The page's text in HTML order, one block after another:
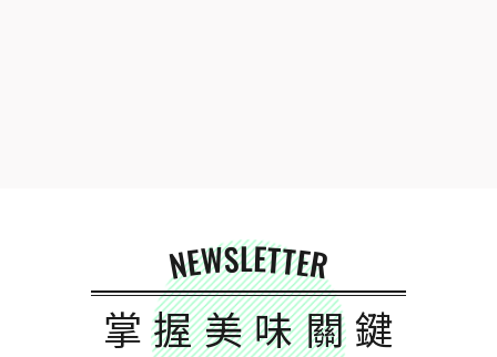
NEWSLETTER
掌握美味關鍵